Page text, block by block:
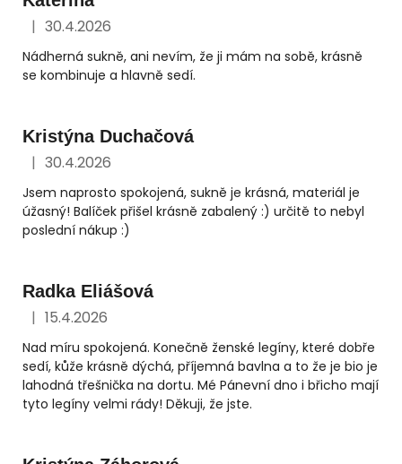
Hodnocení obchodu je 5 z 5 hvězdiček.
| 30.4.2026
Nádherná sukně, ani nevím, že ji mám na sobě, krásně
se kombinuje a hlavně sedí.
Kristýna Duchačová
Hodnocení obchodu je 5 z 5 hvězdiček.
| 30.4.2026
Jsem naprosto spokojená, sukně je krásná, materiál je
úžasný! Balíček přišel krásně zabalený :) určitě to nebyl
poslední nákup :)
Radka Eliášová
Hodnocení obchodu je 5 z 5 hvězdiček.
| 15.4.2026
Nad míru spokojená. Konečně ženské legíny, které dobře
sedí, kůže krásně dýchá, příjemná bavlna a to že je bio je
lahodná třešnička na dortu. Mé Pánevní dno i břicho mají
tyto legíny velmi rády! Děkuji, že jste.